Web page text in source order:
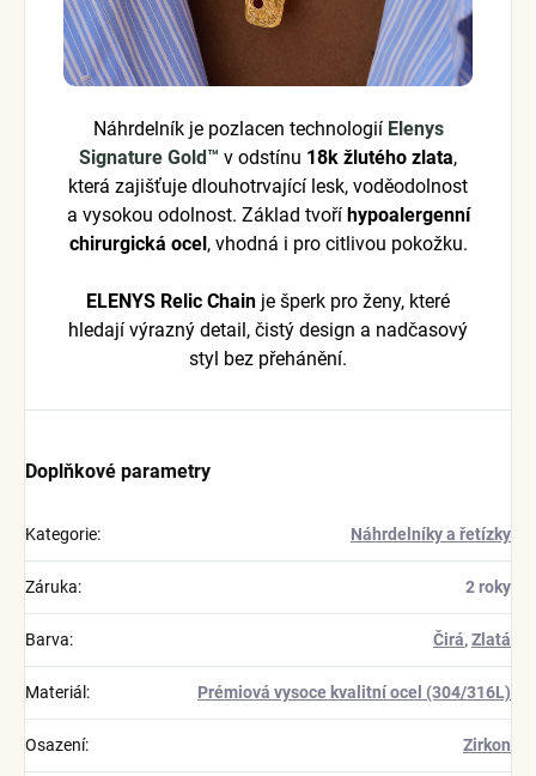
Náhrdelník je pozlacen technologií Elenys
Signature Gold™ v odstínu 18k žlutého zlata,
která zajišťuje dlouhotrvající lesk, voděodolnost
a vysokou odolnost. Základ tvoří hypoalergenní
chirurgická ocel , vhodná i pro citlivou pokožku.
ELENYS Relic Chain je šperk pro ženy, které
hledají výrazný detail, čistý design a nadčasový
styl bez přehánění.
Doplňkové parametry
Kategorie: Náhrdelníky a řetízky
Záruka: 2 roky
Barva: Čirá,Zlatá
Materiál : Prémiová vysoce kvalitní ocel (304/316L)
Osazení: Zirkon